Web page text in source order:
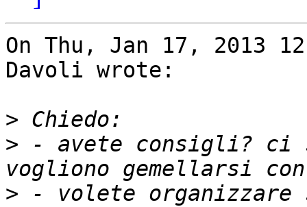
On Thu, Jan 17, 2013
Davoli wrote:
>
> - avete consigli? ci
> - volete